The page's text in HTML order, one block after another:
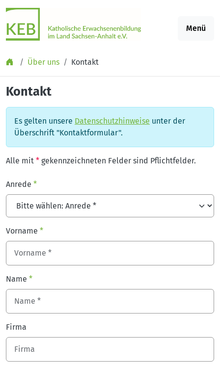
Menü
Über uns Kontakt
Kontakt
Es gelten unsere Datenschutzhinweise unter der
Überschrift "Kontaktformular".
Alle mit * gekennzeichneten Felder sind Pflichtfelder.
Anrede *
Vorname *
Name *
Firma